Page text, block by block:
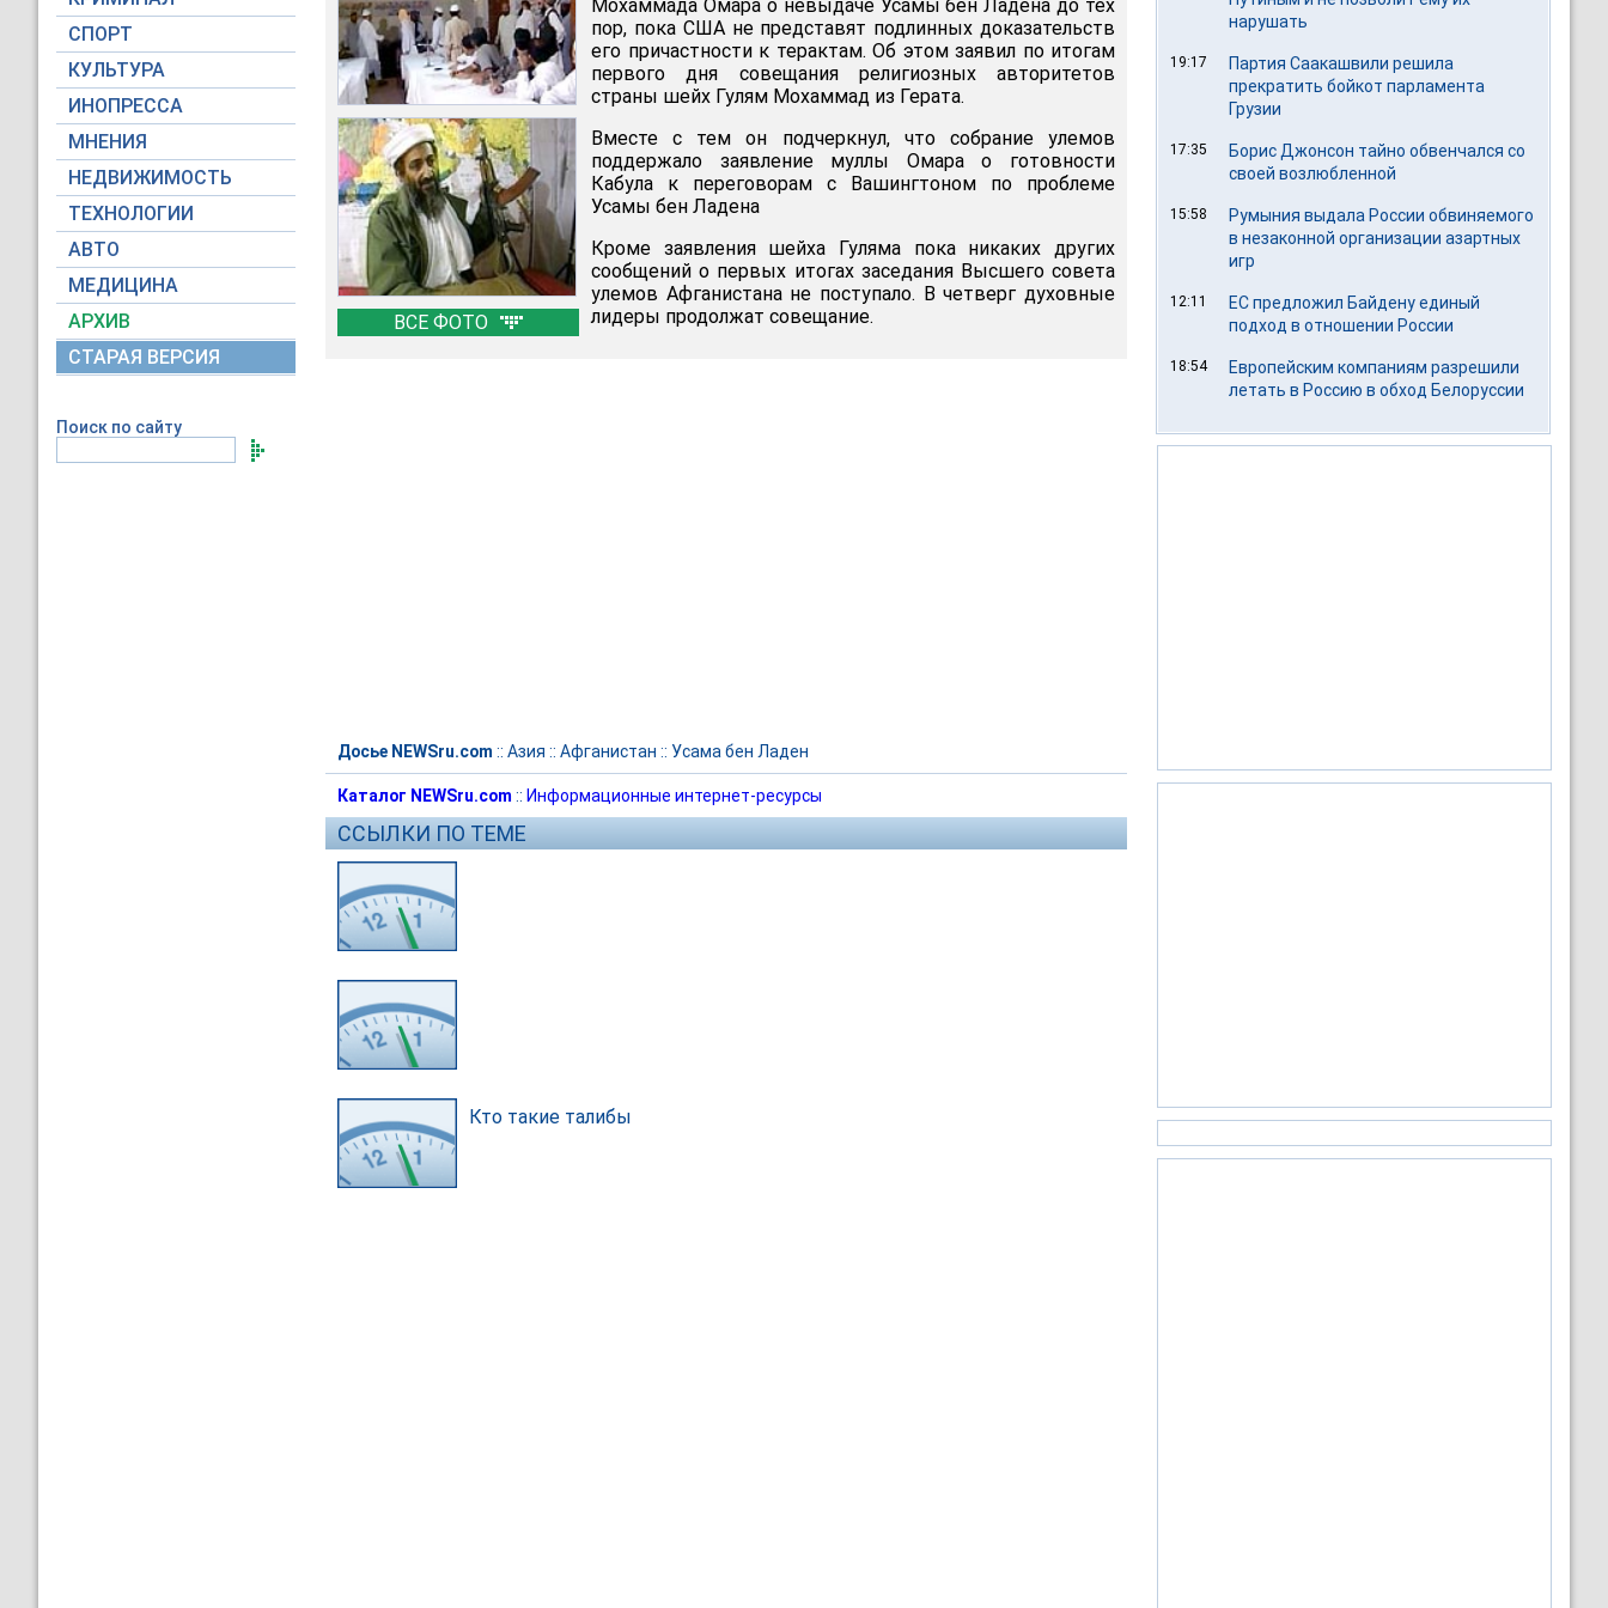
СПОРТ
КУЛЬТУРА
ИНОПРЕССА
МНЕНИЯ
НЕДВИЖИМОСТЬ
ТЕХНОЛОГИИ
АВТО
МЕДИЦИНА
АРХИВ
СТАРАЯ ВЕРСИЯ
Поиск по сайту
ВСЕ ФОТО
Мохаммада Омара о невыдаче Усамы бен Ладена до тех
пор, пока США не представят подлинных доказательств
его причастности к терактам. Об этом заявил по итогам
первого дня совещания религиозных авторитетов
страны шейх Гулям Мохаммад из Герата.
Вместе с тем он подчеркнул, что собрание улемов
поддержало заявление муллы Омара о готовности
Кабула к переговорам с Вашингтоном по проблеме
Усамы бен Ладена
Кроме заявления шейха Гуляма пока никаких других
сообщений о первых итогах заседания Высшего совета
улемов Афганистана не поступало. В четверг духовные
лидеры продолжат совещание.
Досье NEWSru.com :: Азия :: Афганистан :: Усама бен Ладен
Каталог NEWSru.com :: Информационные интернет-ресурсы
ССЫЛКИ ПО ТЕМЕ
Кто такие талибы
нарушать
19:17
Партия Саакашвили решила
прекратить бойкот парламента
Грузии
17:35
Борис Джонсон тайно обвенчался со
своей возлюбленной
15:58
Румыния выдала России обвиняемого
в незаконной организации азартных
игр
12:11
ЕС предложил Байдену единый
подход в отношении России
18:54
Европейским компаниям разрешили
летать в Россию в обход Белоруссии